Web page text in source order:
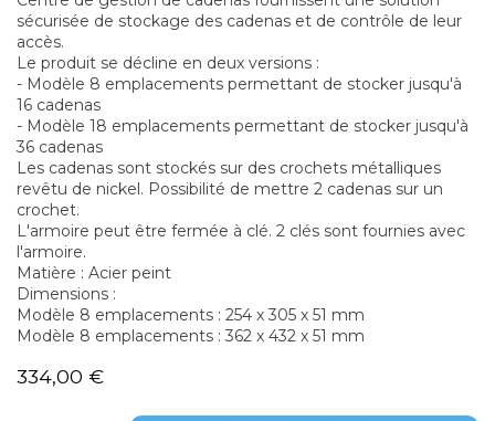
sécurisée de stockage des cadenas et de contrôle de leur
accès.
Le produit se décline en deux versions :
- Modèle 8 emplacements permettant de stocker jusqu'à
16 cadenas
- Modèle 18 emplacements permettant de stocker jusqu'à
36 cadenas
Les cadenas sont stockés sur des crochets métalliques
revêtu de nickel. Possibilité de mettre 2 cadenas sur un
crochet.
L'armoire peut être fermée à clé. 2 clés sont fournies avec
l'armoire.
Matière : Acier peint
Dimensions :
Modèle 8 emplacements : 254 x 305 x 51 mm
Modèle 8 emplacements : 362 x 432 x 51 mm
334,00 €